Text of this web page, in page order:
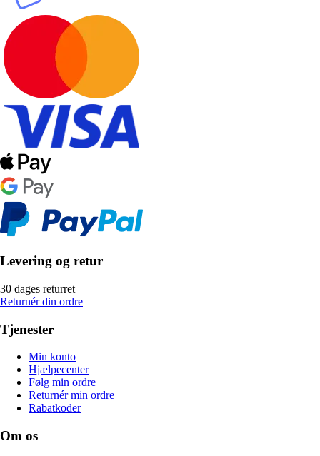
Levering og retur
30 dages returret
Returnér din ordre
Tjenester
Min konto
Hjælpecenter
Følg min ordre
Returnér min ordre
Rabatkoder
Om os